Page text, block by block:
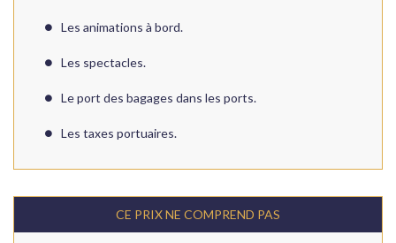
Les animations à bord.
Les spectacles.
Le port des bagages dans les ports.
Les taxes portuaires.
CE PRIX NE COMPREND PAS